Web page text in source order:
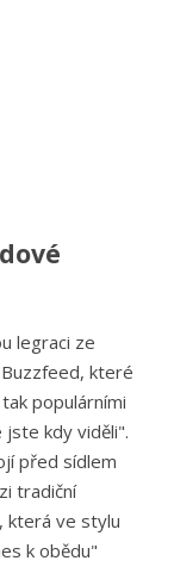
legraci ze
které
populárními
jste kdy viděli".
před sídlem
tradiční
která ve stylu
k obědu"